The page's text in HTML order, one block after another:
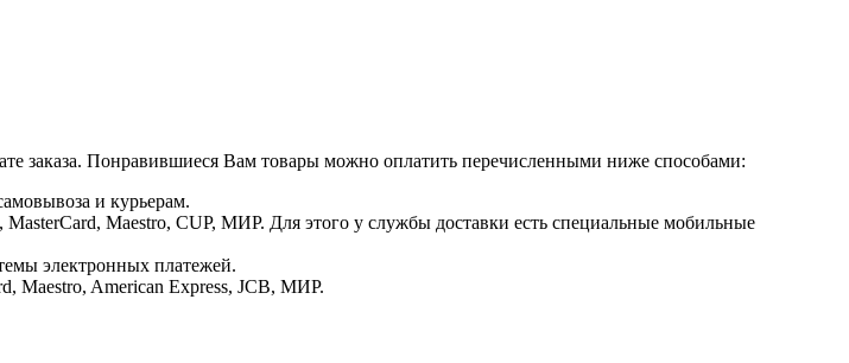
заказа. Понравившиеся Вам товары можно оплатить перечисленными ниже способами:
и курьерам.
Maestro, CUP, МИР. Для этого у службы доставки есть специальные мобильные
электронных платежей.
Maestro, American Express, JCB, МИР.